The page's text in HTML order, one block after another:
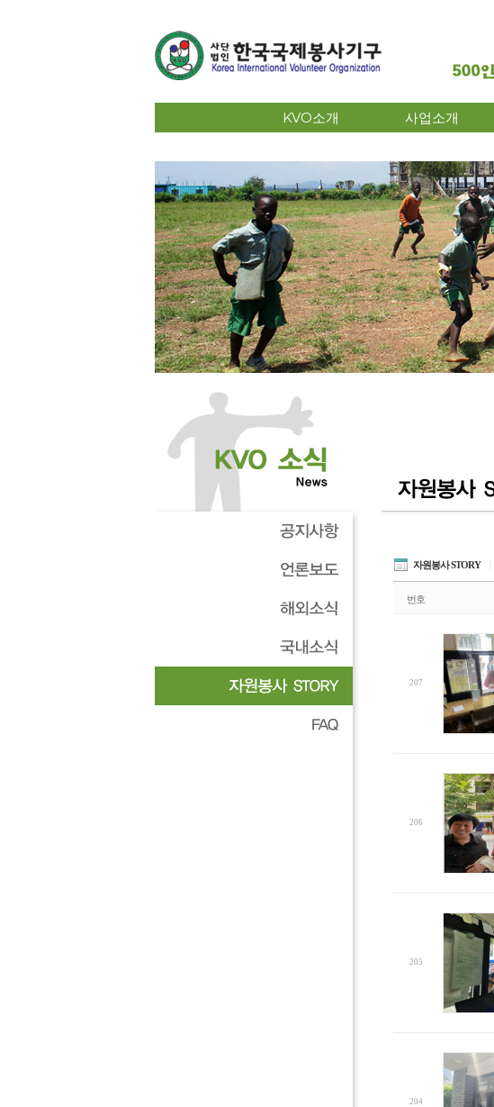
KVO소개 사업소개
자원봉사 STORY
번호
207
206
205
204